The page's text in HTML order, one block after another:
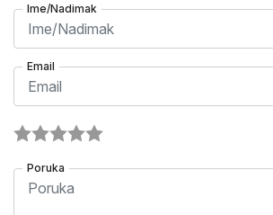
Ime/Nadimak
Email
Poruka